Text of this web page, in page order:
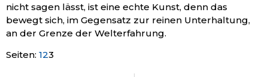
nicht sagen lässt, ist eine echte Kunst, denn das
bewegt sich, im Gegensatz zur reinen Unterhaltung,
an der Grenze der Welterfahrung.
Seiten: 123